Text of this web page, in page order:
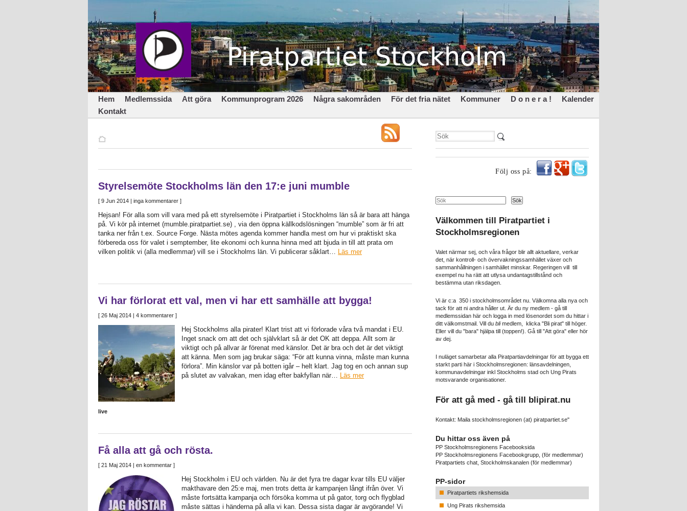
Hem Medlemssida Att göra Kommunprogram 2026 Några sakområden För det fria nätet Kommuner D o n e r a !
Kalender
Kontakt
Styrelsemöte Stockholms län den 17:e juni mumble
[ 9 Jun 2014 | inga kommentarer ]
Hejsan! För alla som vill vara med på ett styrelsemöte i Piratpartiet i Stockholms län så är bara att hänga
på. Vi kör på internet (mumble.piratpartiet.se) , via den öppna källkodslösningen “mumble” som är fri att
tanka ner från t.ex. Source Forge. Nästa mötes agenda kommer handla mest om hur vi praktiskt ska
förbereda oss för valet i semptember, lite ekonomi och kunna hinna med att bjuda in till att prata om
vilken politik vi (alla medlemmar) vill se i Stockholms län. Vi publicerar såklart… Läs mer
Vi har förlorat ett val, men vi har ett samhälle att bygga!
[ 26 Maj 2014 | 4 kommentarer ]
Hej Stockholms alla pirater! Klart trist att vi förlorade våra två mandat i EU.
Inget snack om att det och självklart så är det OK att deppa. Allt som är
viktigt och på allvar är förenat med känslor. Det är bra och det är det viktigt
att känna. Men som jag brukar säga: “För att kunna vinna, måste man kunna
förlora”. Min känslor var på botten igår – helt klart. Jag tog en och annan sup
på slutet av valvakan, men idag efter bakfyllan när… Läs mer
live
Få alla att gå och rösta.
[ 21 Maj 2014 | en kommentar ]
Hej Stockholm i EU och världen. Nu är det fyra tre dagar kvar tills EU väljer
makthavare den 25:e maj, men trots detta är kampanjen långt ifrån över. Vi
måste fortsätta kampanja och försöka komma ut på gator, torg och flygblad
måste sättas i händerna på alla vi kan. Dessa sista dagar är avgörande! Vi
Följ oss på:
Search Sök
Välkommen till Piratpartiet i
Stockholmsregionen
Valet närmar sej, och våra frågor blir allt aktuellare, verkar
det, när kontroll- och övervakningssamhället växer och
sammanhållningen i samhället minskar. Regeringen vill till
exempel nu ha rätt att utlysa undantagstillstånd och
bestämma utan riksdagen.
Vi är c:a 350 i stockholmsområdet nu. Välkomna alla nya och
tack för att ni andra håller ut. Är du ny medlem - gå till
medlemssidan här och logga in med lösenordet som du hittar i
ditt välkomstmail. Vill du blimedlem, klicka "Bli pirat" till höger.
Eller vill du "bara" hjälpa till (toppen!). Gå till "Att göra" eller hör
av dej.
I nuläget samarbetar alla Piratpartiavdelningar för att bygga ett
starkt parti här i Stockholmsregionen: länsavdelningen,
kommunavdelningar inkl Stockholms stad och Ung Pirats
motsvarande organisationer.
För att gå med - gå till blipirat.nu
Kontakt: Maila stockholmsregionen (at) piratpartiet.se"
Du hittar oss även på
PP Stockholmsregionens Facebooksida
PP Stockholmsregionens Facebookgrupp , (för medlemmar)
Piratpartiets chat, Stockholmskanalen (för medlemmar)
PP-sidor
Piratpartiets rikshemsida
Ung Pirats rikshemsida